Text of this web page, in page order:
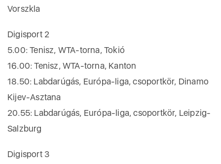
Vorszkla
Digisport 2
5.00: Tenisz, WTA-torna, Tokió
16.00: Tenisz, WTA-torna, Kanton
18.50: Labdarúgás, Európa-liga, csoportkör, Dinamo
Kijev-Asztana
20.55: Labdarúgás, Európa-liga, csoportkör, Leipzig-
Salzburg
Digisport 3